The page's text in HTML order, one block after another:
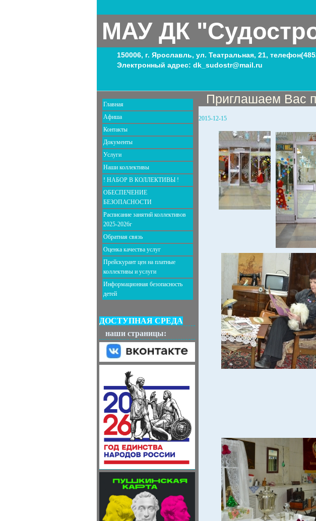
МАУ ДК
150006, г. Ярославль, ул. Театральная, 21,
Электронный адрес: dk_sudostr@mail.ru
Главная
Афиша
Контакты
Документы
Услуги
Наши коллективы
! НАБОР В КОЛЛЕКТИВЫ !
ОБЕСПЕЧЕНИЕ
БЕЗОПАСНОСТИ
Расписание занятий коллективов
2025-2026г
Обратная связь
Оценка качества услуг
Прейскурант цен на платные
коллективы и услуги
Информационная безопасность
детей
ДОСТУПНАЯ СРЕДА
наши страницы:
Приглашаем Вас
2015-12-15